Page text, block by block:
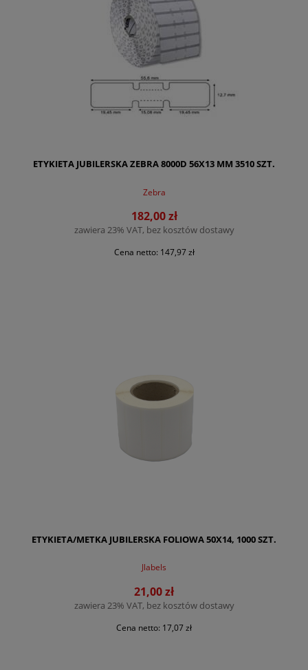
ETYKIETA JUBILERSKA ZEBRA 8000D 56X13 MM 3510 SZT.
Zebra
182,00 zł
zawiera 23% VAT, bez kosztów dostawy
Cena netto: 147,97 zł
ETYKIETA/METKA JUBILERSKA FOLIOWA 50X14, 1000 SZT.
Jlabels
21,00 zł
zawiera 23% VAT, bez kosztów dostawy
Cena netto: 17,07 zł